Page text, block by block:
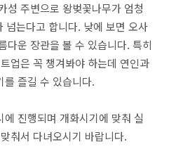
성 주변으로 왕벚꽃나무가 엄청
넘는다고 합니다. 낮에 보면 오사
다운 장관을 볼 수 있습니다. 특히
업은 꼭 챙겨봐야 하는데 연인과
를 즐길 수 있습니다.
진행되며 개화시기에 맞춰 실
춰서 다녀오시기 바랍니다.